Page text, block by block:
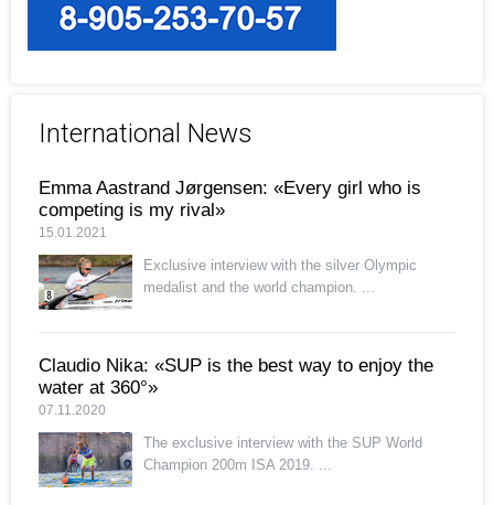
International News
Emma Aastrand Jørgensen: «Every girl who is
competing is my rival»
15.01.2021
Exclusive interview with the silver Olympic
medalist and the world champion. ...
Claudio Nika: «SUP is the best way to enjoy the
water at 360°»
07.11.2020
The exclusive interview with the SUP World
Champion 200m ISA 2019. ...